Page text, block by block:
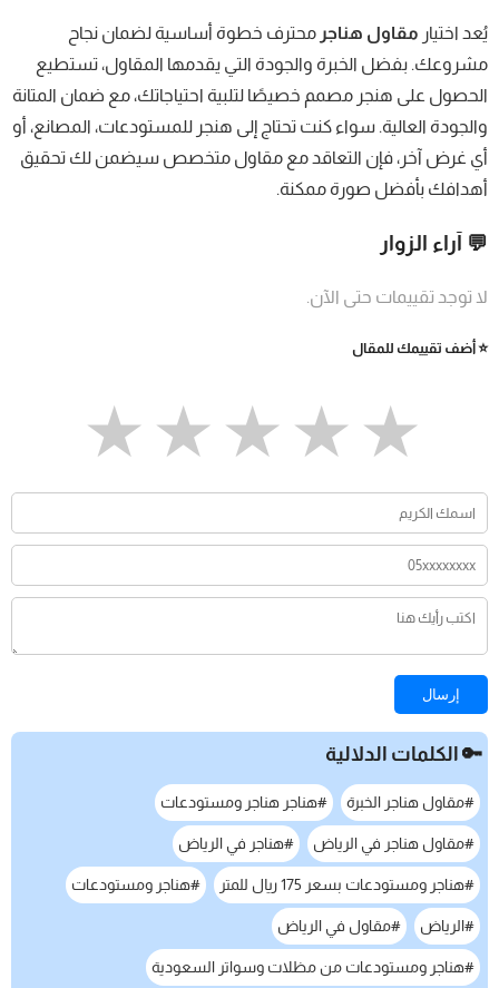
يُعد اختيار مقاول هناجر محترف خطوة أساسية لضمان نجاح
مشروعك. بفضل الخبرة والجودة التي يقدمها المقاول، تستطيع
الحصول على هنجر مصمم خصيصًا لتلبية احتياجاتك، مع ضمان المتانة
والجودة العالية. سواء كنت تحتاج إلى هنجر للمستودعات، المصانع، أو
أي غرض آخر، فإن التعاقد مع مقاول متخصص سيضمن لك تحقيق
أهدافك بأفضل صورة ممكنة.
💬 آراء الزوار
لا توجد تقييمات حتى الآن.
⭐ أضف تقييمك للمقال
★ ★ ★ ★ ★
إرسال
🔑 الكلمات الدلالية
#مقاول هناجر الخبرة #هناجر هناجر ومستودعات
#مقاول هناجر في الرياض #هناجر في الرياض
#هناجر ومستودعات بسعر 175 ريال للمتر #هناجر ومستودعات
#الرياض #مقاول في الرياض
#هناجر ومستودعات من مظلات وسواتر السعودية